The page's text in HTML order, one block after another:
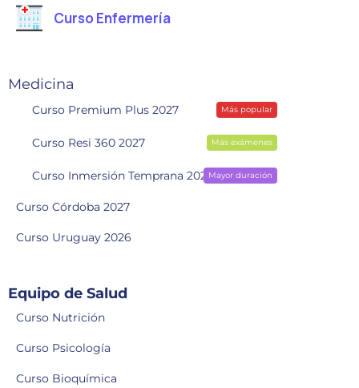
Curso Enfermería
Medicina
Curso Premium Plus 2027 Más popular
Curso Resi 360 2027 Más exámenes
Curso Inmersión Temprana 2028Mayor duración
Curso Córdoba 2027
Curso Uruguay 2026
Equipo de Salud
Curso Nutrición
Curso Psicología
Curso Bioquímica